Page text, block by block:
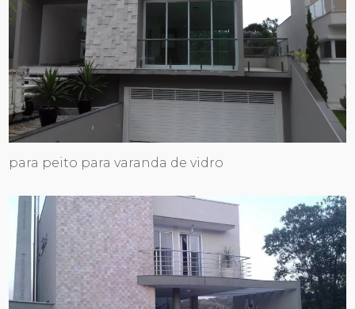
para peito para varanda de vidro